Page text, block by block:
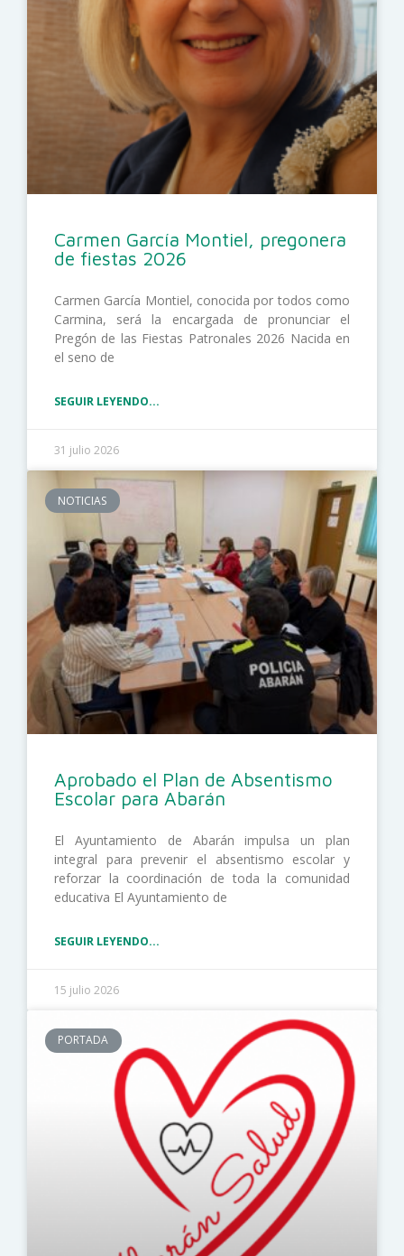
Carmen García Montiel, pregonera
de fiestas 2026
Carmen García Montiel, conocida por todos como
Carmina, será la encargada de pronunciar el
Pregón de las Fiestas Patronales 2026 Nacida en
el seno de
SEGUIR LEYENDO...
31 julio 2026
NOTICIAS
Aprobado el Plan de Absentismo
Escolar para Abarán
El Ayuntamiento de Abarán impulsa un plan
integral para prevenir el absentismo escolar y
reforzar la coordinación de toda la comunidad
educativa El Ayuntamiento de
SEGUIR LEYENDO...
15 julio 2026
PORTADA